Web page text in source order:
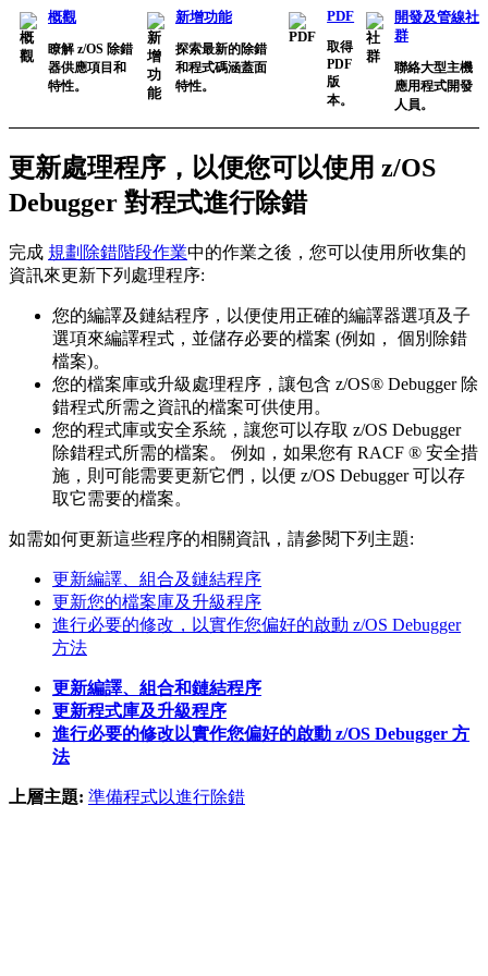
概觀
瞭解 z/OS 除錯
器供應項目和
特性。
新增功能
探索最新的除錯
和程式碼涵蓋面
特性。
PDF
取得
PDF
版
本。
開發及管線社
群
聯絡大型主機
應用程式開發
人員。
更新處理程序，以便您可以使用 z/OS
Debugger 對程式進行除錯
完成 規劃除錯階段作業中的作業之後，您可以使用所收集的
資訊來更新下列處理程序:
您的編譯及鏈結程序，以便使用正確的編譯器選項及子
選項來編譯程式，並儲存必要的檔案 (例如， 個別除錯
檔案)。
您的檔案庫或升級處理程序，讓包含 z/OS® Debugger除
錯程式所需之資訊的檔案可供使用。
您的程式庫或安全系統，讓您可以存取 z/OS Debugger
除錯程式所需的檔案。 例如，如果您有 RACF ® 安全措
施，則可能需要更新它們，以便 z/OS Debugger可以存
取它需要的檔案。
如需如何更新這些程序的相關資訊，請參閱下列主題:
更新編譯、組合及鏈結程序
更新您的檔案庫及升級程序
進行必要的修改，以實作您偏好的啟動 z/OS Debugger
方法
更新編譯、組合和鏈結程序
更新程式庫及升級程序
進行必要的修改以實作您偏好的啟動 z/OS Debugger 方
法
上層主題: 準備程式以進行除錯